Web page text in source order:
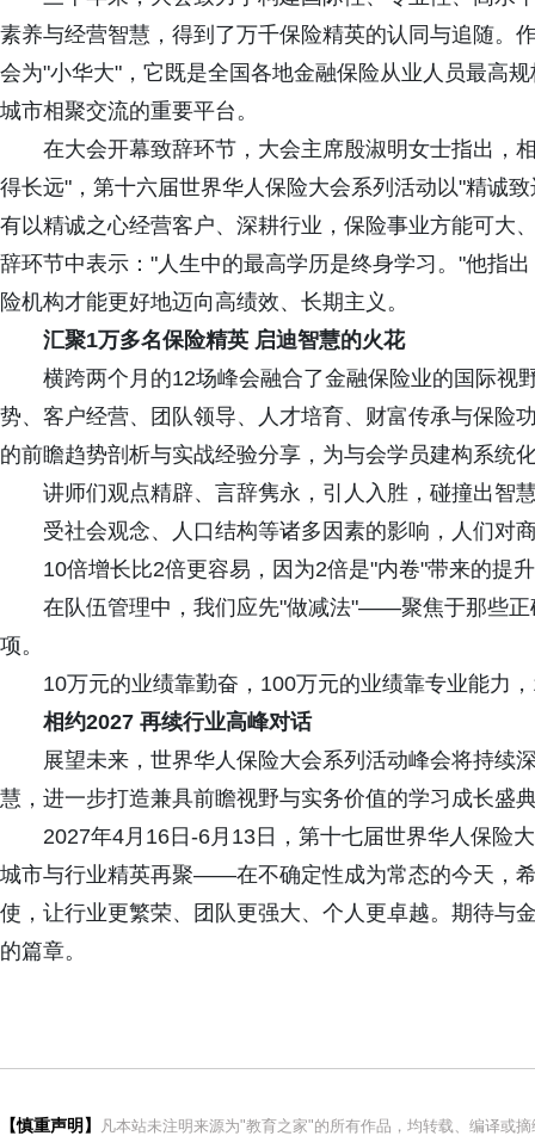
素养与经营智慧，得到了万千保险精英的认同与追随。
会为"小华大"，它既是全国各地金融保险从业人员最高
城市相聚交流的重要平台。
在大会开幕致辞环节，大会主席殷淑明女士指出，
得长远"，第十六届世界华人保险大会系列活动以"精诚
有以精诚之心经营客户、深耕行业，保险事业方能可大
辞环节中表示："人生中的最高学历是终身学习。"他指
险机构才能更好地迈向高绩效、长期主义。
汇聚1万多名保险精英 启迪智慧的火花
横跨两个月的12场峰会融合了金融保险业的国际视
势、客户经营、团队领导、人才培育、财富传承与保险
的前瞻趋势剖析与实战经验分享，为与会学员建构系统
讲师们观点精辟、言辞隽永，引人入胜，碰撞出智
受社会观念、人口结构等诸多因素的影响，人们对
10倍增长比2倍更容易，因为2倍是"内卷"带来的提
在队伍管理中，我们应先"做减法"——聚焦于那些正
项。
10万元的业绩靠勤奋，100万元的业绩靠专业能力，
相约2027 再续行业高峰对话
展望未来，世界华人保险大会系列活动峰会将持续
慧，进一步打造兼具前瞻视野与实务价值的学习成长盛
2027年4月16日-6月13日，第十七届世界华人保险
城市与行业精英再聚——在不确定性成为常态的今天，
使，让行业更繁荣、团队更强大、个人更卓越。期待与
的篇章。
【慎重声明】
凡本站未注明来源为"教育之家"的所有作品，均转载、编译或